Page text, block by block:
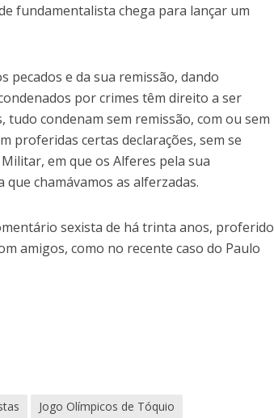
fundamentalista chega para lançar um
pecados e da sua remissão, dando
por crimes têm direito a ser
condenam sem remissão, com ou sem
proferidas certas declarações, sem se
em que os Alferes pela sua
chamávamos as alferzadas.
sexista de há trinta anos, proferido
amigos, como no recente caso do Paulo
Jogo Olímpicos de Tóquio